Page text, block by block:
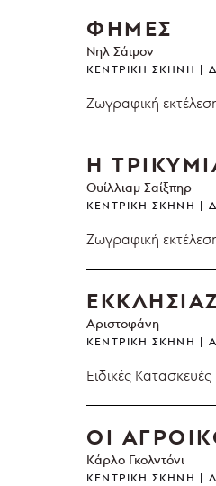
ΦΗΜΕΣ
Νηλ Σάιμον
ΚΕΝΤΡΙΚΉ ΣΚΗΝΉ
Ζωγραφική
Η
Ουίλλιαμ Σαίξπηρ
ΚΕΝΤΡΙΚΉ ΣΚΗΝΉ
Ζωγραφική
Αριστοφάνη
ΚΕΝΤΡΙΚΉ ΣΚΗΝΉ
Ειδικές Κατασκευές
ΟΙ
Κάρλο Γκολντόνι
ΚΕΝΤΡΙΚΉ ΣΚΗΝΉ